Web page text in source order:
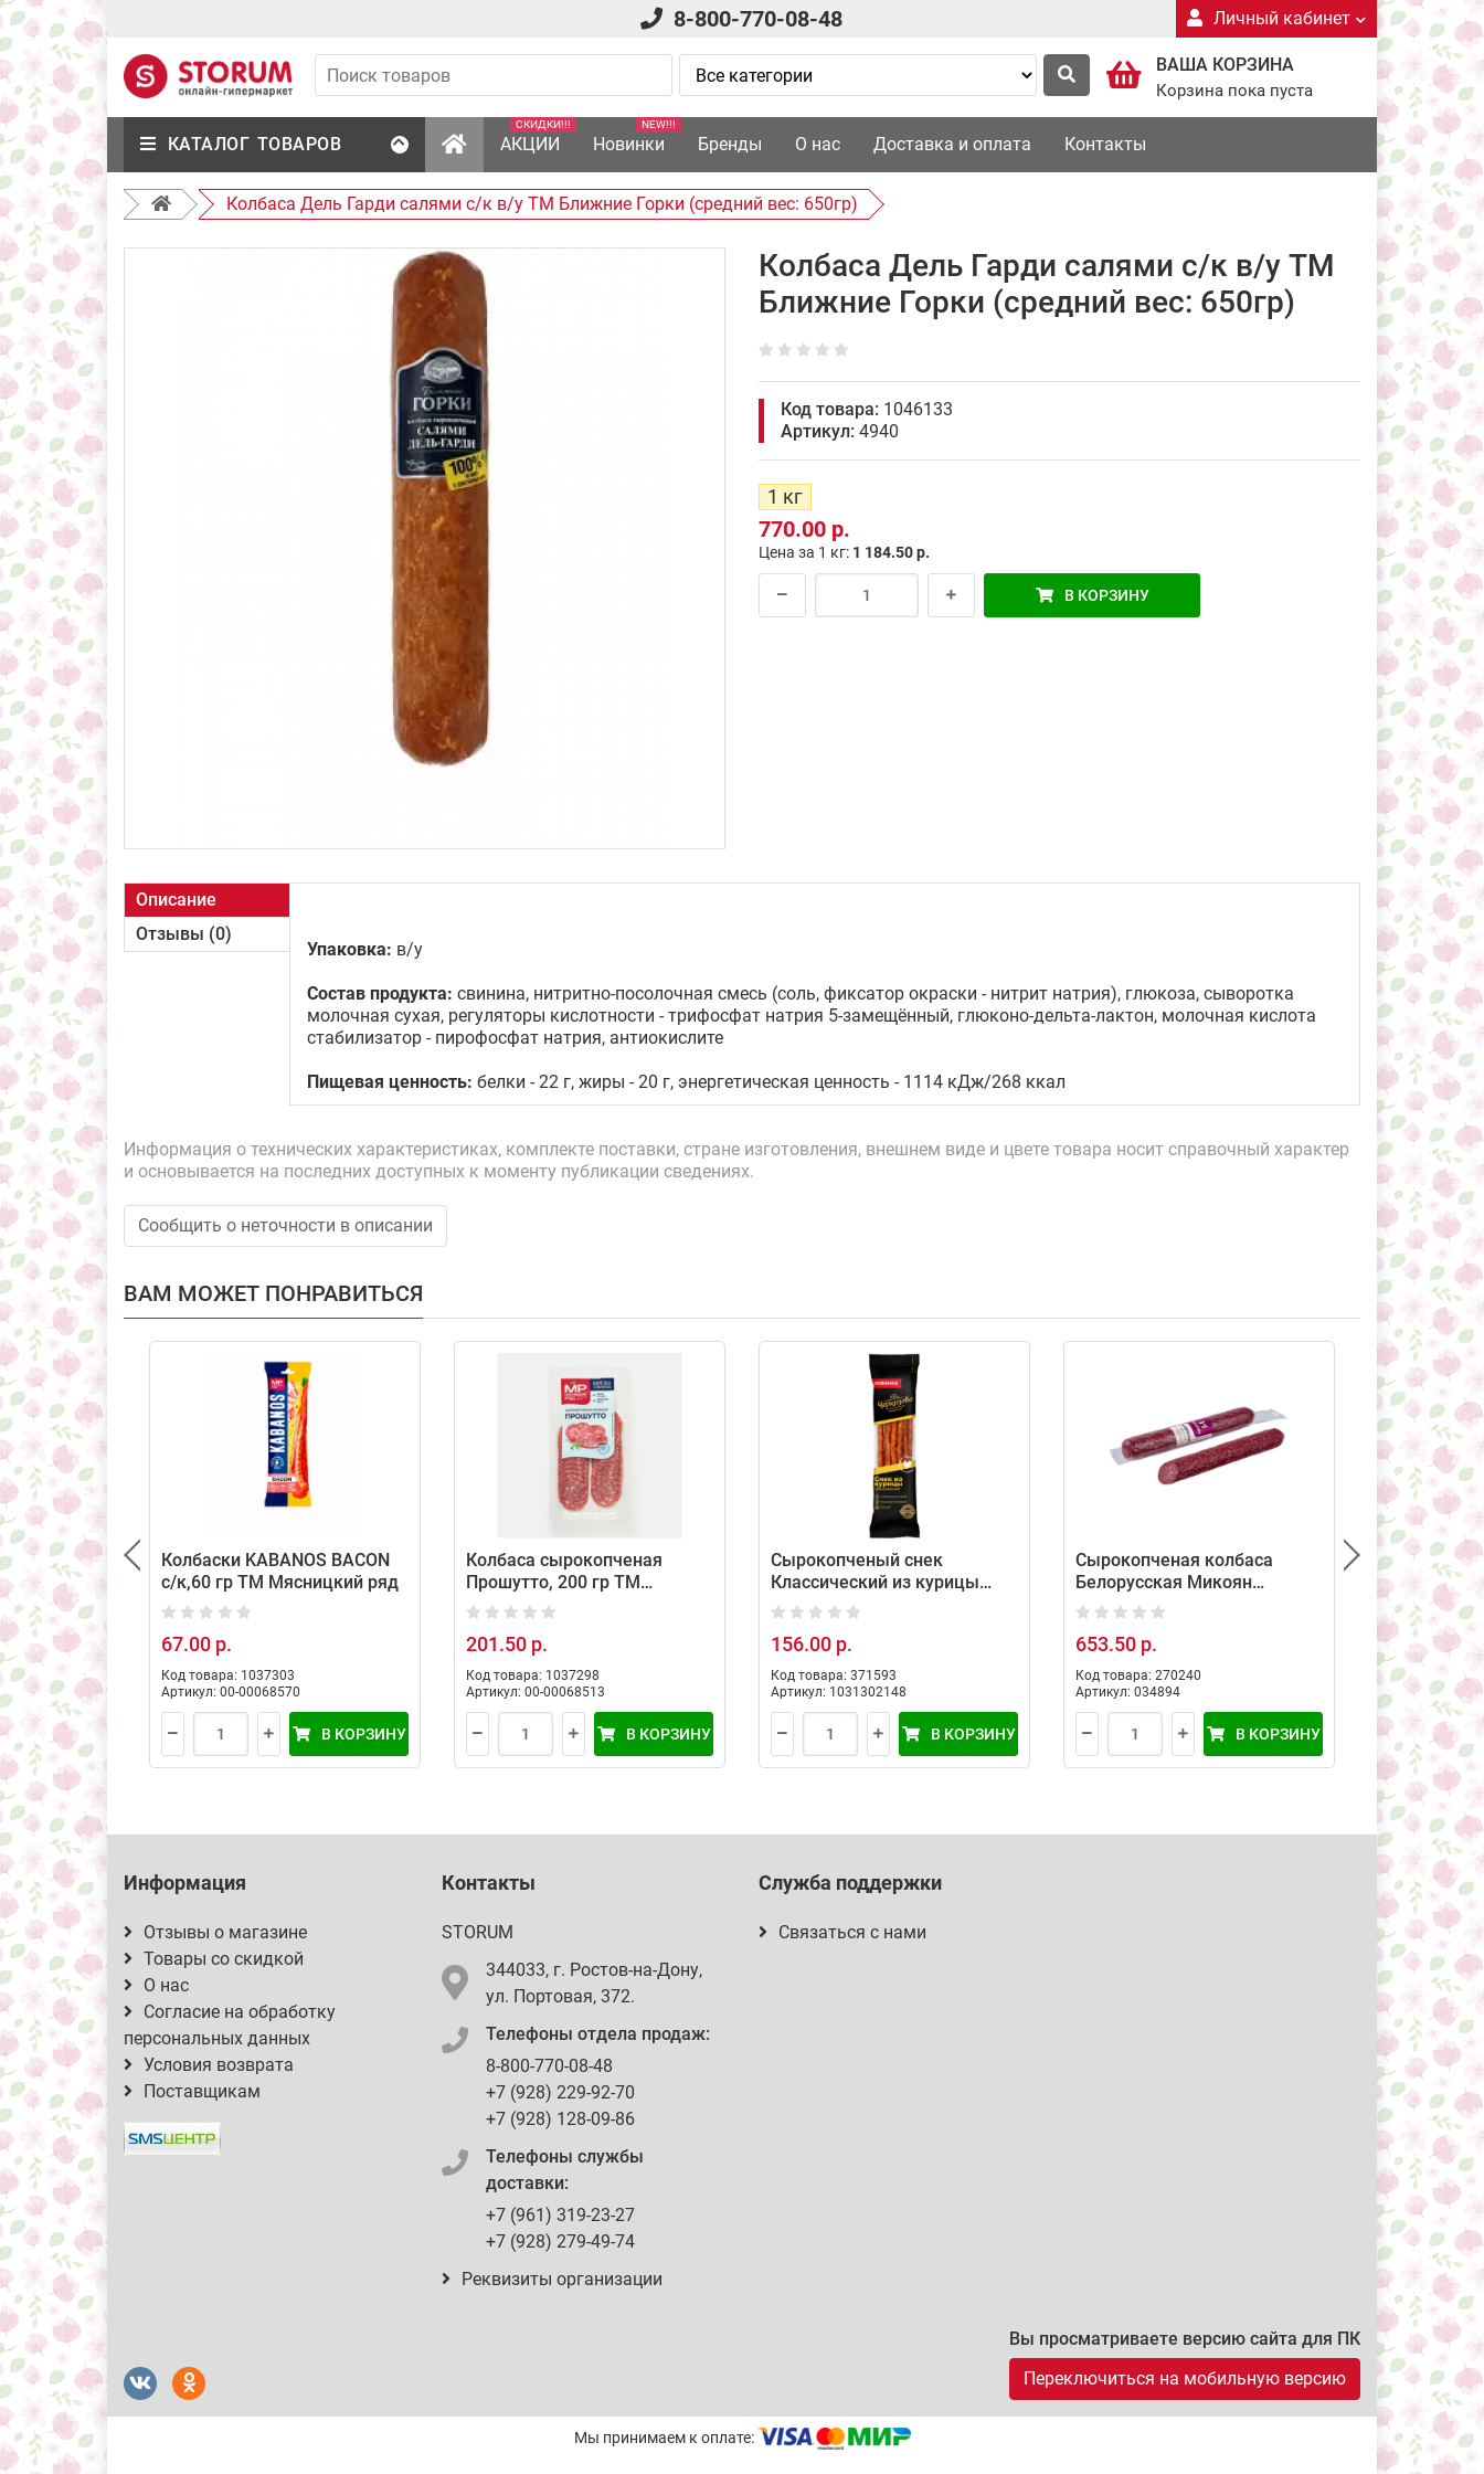
8-800-770-08-48 Личный кабинет
ВАША КОРЗИНА
Корзина пока пуста
КАТАЛОГ ТОВАРОВ АКЦИИ
СКИДКИ!!!
Новинки
NEW!!!
Бренды О нас Доставка и оплата Контакты
Колбаса Дель Гарди салями с/к в/у ТМ Ближние Горки (средний вес: 650гр)
Колбаса Дель Гарди салями с/к в/у ТМ
Ближние Горки (средний вес: 650гр)
Код товара: 1046133
Артикул: 4940
1 кг
770.00 р.
Цена за 1 кг: 1 184.50 р.
В КОРЗИНУ
Описание
Отзывы (0)
Упаковка: в/у
Состав продукта: свинина, нитритно-посолочная смесь (соль, фиксатор окраски - нитрит натрия), глюкоза, сыворотка
молочная сухая, регуляторы кислотности - трифосфат натрия 5-замещённый, глюконо-дельта-лактон, молочная кислота
стабилизатор - пирофосфат натрия, антиокислите
Пищевая ценность: белки - 22 г, жиры - 20 г, энергетическая ценность - 1114 кДж/268 ккал
Информация о технических характеристиках, комплекте поставки, стране изготовления, внешнем виде и цвете товара носит справочный характер
и основывается на последних доступных к моменту публикации сведениях.
Сообщить о неточности в описании
ВАМ МОЖЕТ ПОНРАВИТЬСЯ
Колбаски KABANOS BACON
с/к,60 гр ТМ Мясницкий ряд
67.00 р.
Код товара: 1037303
Артикул: 00-00068570
В КОРЗИНУ
Колбаса сырокопченая
Прошутто, 200 гр ТМ
Мясницкий ряд
201.50 р.
Код товара: 1037298
Артикул: 00-00068513
В КОРЗИНУ
Сырокопченый снек
Классический из курицы
Черкизово 70 г
156.00 р.
Код товара: 371593
Артикул: 1031302148
В КОРЗИНУ
Сырокопченая колбаса
Белорусская Микоян
(средний вес: 600 г)
653.50 р.
Код товара: 270240
Артикул: 034894
В КОРЗИНУ
Сальчичон
перцем
вес: 85 г)
168.50 р.
Код товара:
Артикул:
Информация
Отзывы о магазине
Товары со скидкой
О нас
Согласие на обработку
персональных данных
Условия возврата
Поставщикам
Контакты
STORUM
344033, г. Ростов-на-Дону,
ул. Портовая, 372.
Телефоны отдела продаж:
8-800-770-08-48
+7 (928) 229-92-70
+7 (928) 128-09-86
Телефоны службы
доставки:
+7 (961) 319-23-27
+7 (928) 279-49-74
Реквизиты организации
Служба поддержки
Связаться с нами
Вы просматриваете версию сайта для ПК
Переключиться на мобильную версию
Мы принимаем к оплате: